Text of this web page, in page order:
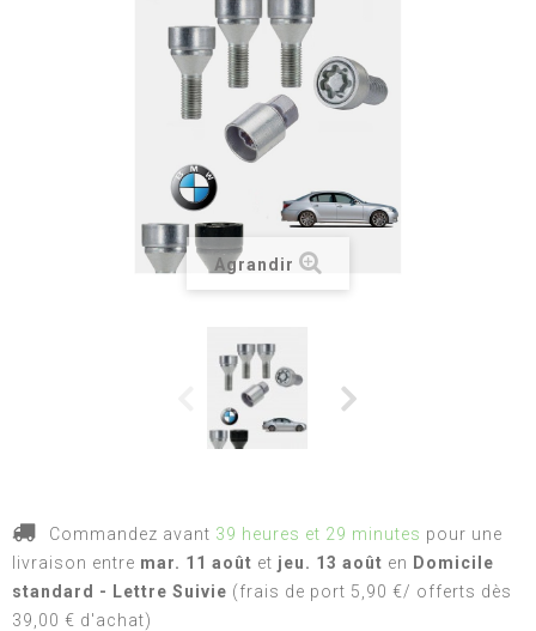
Agrandir
Commandez avant 39 heures et 29 minutes pour une
livraison entre mar. 11 août et jeu. 13 août en Domicile
standard - Lettre Suivie (frais de port 5,90 €/ offerts dès
39,00 € d'achat)